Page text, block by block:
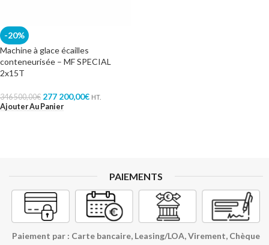
-20%
Machine à glace écailles
conteneurisée – MF SPECIAL
2x15T
346 500,00€ 277 200,00€ HT.
Ajouter Au Panier
PAIEMENTS
Paiement par : Carte bancaire, Leasing/LOA, Virement, Chèque